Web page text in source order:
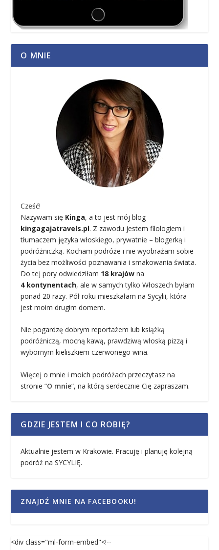
O MNIE
Cześć!
Nazywam się Kinga, a to jest mój blog
kingagajatravels.pl. Z zawodu jestem filologiem i
tłumaczem języka włoskiego, prywatnie – blogerką i
podróżniczką. Kocham podróże i nie wyobrażam sobie
życia bez możliwości poznawania i smakowania świata.
Do tej pory odwiedziłam 18 krajów na
4 kontynentach, ale w samych tylko Włoszech byłam
ponad 20 razy. Pół roku mieszkałam na Sycylii, która
jest moim drugim domem.
Nie pogardzę dobrym reportażem lub książką
podróżniczą, mocną kawą, prawdziwą włoską pizzą i
wybornym kieliszkiem czerwonego wina.
Więcej o mnie i moich podróżach przeczytasz na
stronie “O mnie“, na którą serdecznie Cię zapraszam.
GDZIE JESTEM I CO ROBIĘ?
Aktualnie jestem w Krakowie. Pracuję i planuję kolejną
podróż na SYCYLIĘ.
ZNAJDŹ MNIE NA FACEBOOKU!
<div class="ml-form-embed"<!--